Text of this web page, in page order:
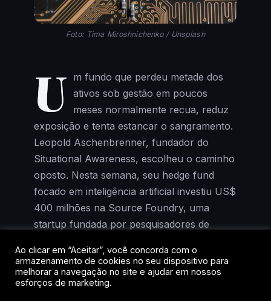
Foto: Tima Miroshnichenko / Unsplash
U m fundo que perdeu metade dos
ativos sob gestão em poucos
meses normalmente recua, reduz
exposição e tenta estancar o sangramento.
Leopold Aschenbrenner, fundador do
Situational Awareness, escolheu o caminho
oposto. Nesta semana, seu hedge fund
focado em inteligência artificial investiu US$
400 milhões na Source Foundry, uma
startup fundada por pesquisadores de
de chips mais rápida e barata.
Com esse novo aporte, o investimento total
Ao clicar em “Aceitar”, você concorda com o
armazenamento de cookies no seu dispositivo para
melhorar a navegação no site e ajudar em nossos
esforços de marketing.